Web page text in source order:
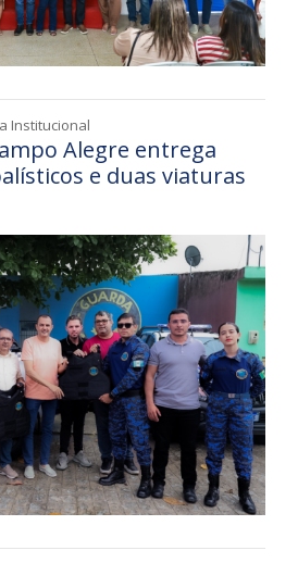
Institucional
Alegre entrega
e duas viaturas